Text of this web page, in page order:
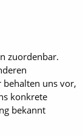
zuordenbar.
uns vor,
konkrete
bekannt